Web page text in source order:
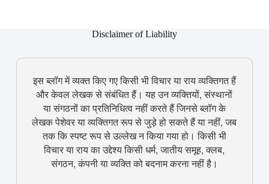
Disclaimer of Liability
इस ब्लॉग में व्यक्त किए गए किसी भी विचार या राय व्यक्तिगत हैं
और केवल लेखक से संबंधित हैं। यह उन व्यक्तियों, संस्थानों
या संगठनों का प्रतिनिधित्व नहीं करते हैं जिनसे ब्लॉग के
लेखक पेशेवर या व्यक्तिगत रूप से जुड़े हो सकते हैं या नहीं, जब
तक कि स्पष्ट रूप से उल्लेख न किया गया हो। किसी भी
विचार या राय का उद्देश्य किसी धर्म, जातीय समूह, क्लब,
संगठन, कंपनी या व्यक्ति को बदनाम करना नहीं है।